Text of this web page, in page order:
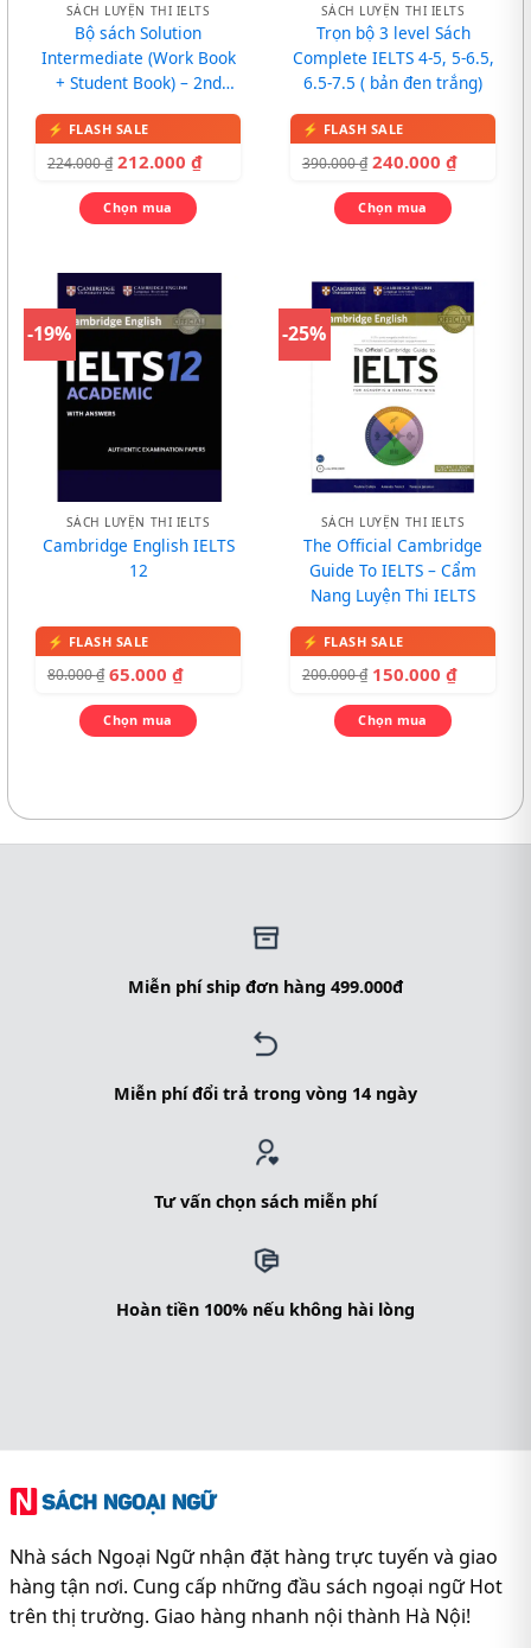
SÁCH LUYỆN THI IELTS
Bộ sách Solution
Intermediate (Work Book
+ Student Book) – 2nd
224.000₫ 212.000 ₫
Chọn mua
SÁCH LUYỆN THI IELTS
Trọn bộ 3 level Sách
Complete IELTS 4-5, 5-6.5,
6.5-7.5 ( bản đen trắng)
390.000₫ 240.000 ₫
Chọn mua
-19%
SÁCH LUYỆN THI IELTS
Cambridge English IELTS
12
80.000₫ 65.000 ₫
Chọn mua
-25%
SÁCH LUYỆN THI IELTS
The Official Cambridge
Guide To IELTS – Cẩm
Nang Luyện Thi IELTS
200.000₫ 150.000 ₫
Chọn mua
Miễn phí ship đơn hàng 499.000đ
Miễn phí đổi trả trong vòng 14 ngày
Tư vấn chọn sách miễn phí
Hoàn tiền 100% nếu không hài lòng
Nhà sách Ngoại Ngữ nhận đặt hàng trực tuyến và giao
hàng tận nơi. Cung cấp những đầu sách ngoại ngữ Hot
trên thị trường. Giao hàng nhanh nội thành Hà Nội!